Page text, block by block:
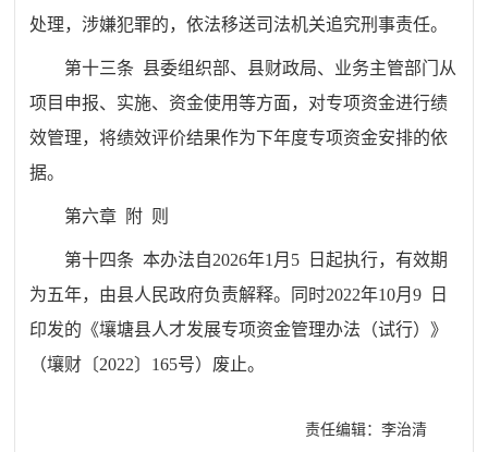
处理，涉嫌犯罪的，依法移送司法机关追究刑事责任。
第十三条 县委组织部、县财政局、业务主管部门从
项目申报、实施、资金使用等方面，对专项资金进行绩
效管理，将绩效评价结果作为下年度专项资金安排的依
据。
第六章 附 则
第十四条 本办法自2026年1月5 日起执行，有效期
为五年，由县人民政府负责解释。同时2022年10月9 日
印发的《壤塘县人才发展专项资金管理办法（试行）》
（壤财〔2022〕165号）废止。
责任编辑：李治清